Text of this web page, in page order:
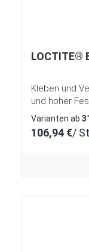
LOCTITE®
Kleben und
und hoher
Varianten ab
106,94 €/ St